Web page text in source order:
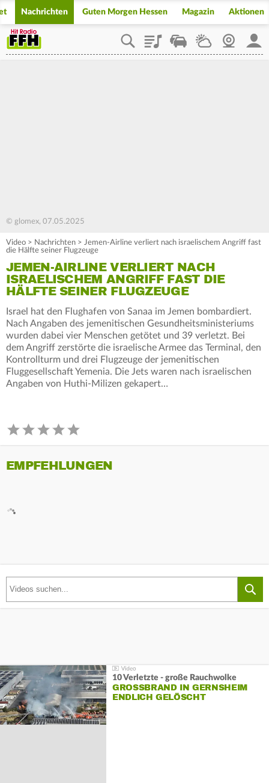
Nachrichten Guten Morgen Hessen Magazin Aktionen
PlaylistStaupilotWetterWebcam
© glomex, 07.05.2025
Video > Nachrichten > Jemen-Airline verliert nach israelischem Angriff fast
die Hälfte seiner Flugzeuge
JEMEN-AIRLINE VERLIERT NACH
ISRAELISCHEM ANGRIFF FAST DIE
HÄLFTE SEINER FLUGZEUGE
Israel hat den Flughafen von Sanaa im Jemen bombardiert.
Nach Angaben des jemenitischen Gesundheitsministeriums
wurden dabei vier Menschen getötet und 39 verletzt. Bei
dem Angriff zerstörte die israelische Armee das Terminal, den
Kontrollturm und drei Flugzeuge der jemenitischen
Fluggesellschaft Yemenia. Die Jets waren nach israelischen
Angaben von Huthi-Milizen gekapert…
EMPFEHLUNGEN
10 Verletzte - große Rauchwolke
GROSSBRAND IN GERNSHEIM E
NDLICH GELÖSCHT